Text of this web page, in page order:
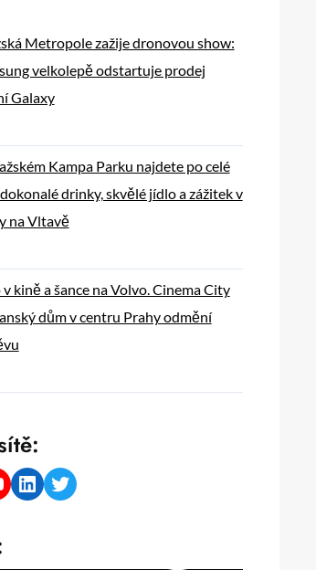
Metropole zažije dronovou show:
velkolepě odstartuje prodej
Galaxy
Kampa Parku najdete po celé
drinky, skvělé jídlo a zážitek v
na Vltavě
v kině a šance na Volvo. Cinema City
dům v centru Prahy odmění
LinkedIn Twitter